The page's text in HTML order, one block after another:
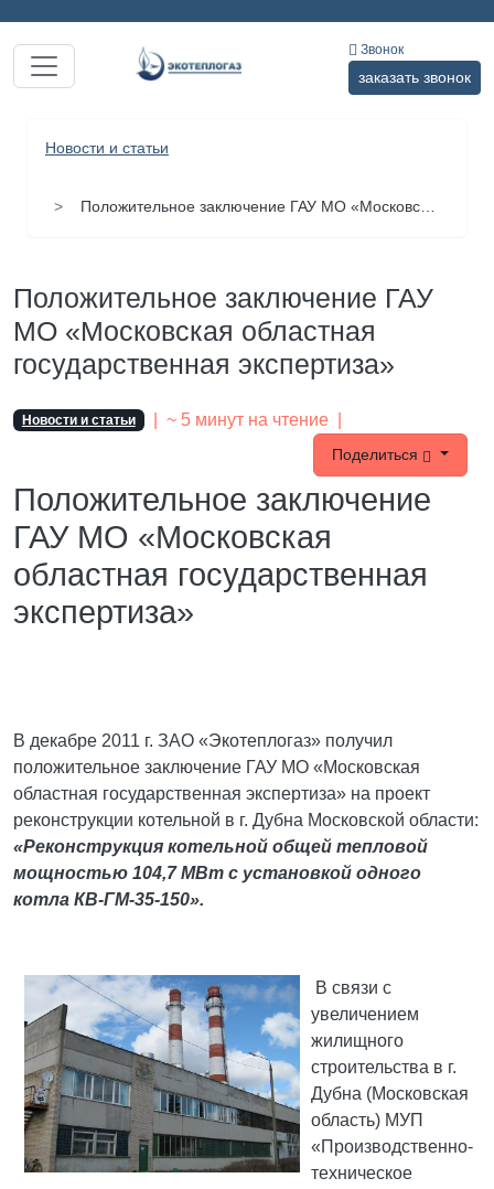
Звонок
заказать звонок
Новости и статьи
Положительное заключение ГАУ МО «Московская областная государственная экспертиза»
Положительное заключение ГАУ
МО «Московская областная
государственная экспертиза»
Новости и статьи ~ 5 минут на чтение
Поделиться
Положительное заключение
ГАУ МО «Московская
областная государственная
экспертиза»
В декабре 2011 г. ЗАО «Экотеплогаз» получил
положительное заключение ГАУ МО «Московская
областная государственная экспертиза» на проект
реконструкции котельной в г. Дубна Московской области:
«Реконструкция котельной общей тепловой
мощностью 104,7 МВт с установкой одного
котла КВ-ГМ-35-150».
В связи с
увеличением
жилищного
строительства в г.
Дубна (Московская
область) МУП
«Производственно-
техническое